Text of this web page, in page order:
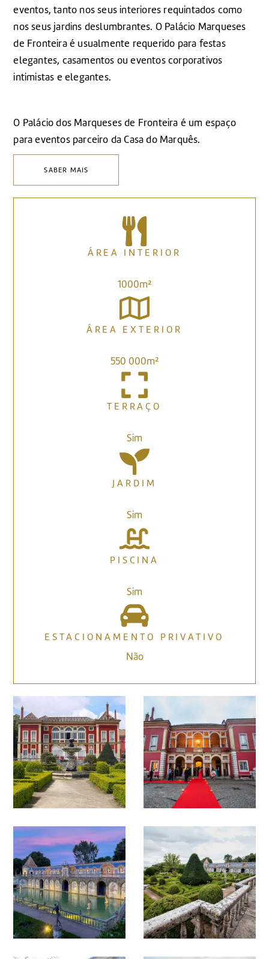
eventos, tanto nos seus interiores requintados como
nos seus jardins deslumbrantes. O Palácio Marqueses
de Fronteira é usualmente requerido para festas
elegantes, casamentos ou eventos corporativos
intimistas e elegantes.
O Palácio dos Marqueses de Fronteira é um espaço
para eventos parceiro da Casa do Marquês.
SABER MAIS
ÁREA INTERIOR
1000m²
ÁREA EXTERIOR
550 000m²
TERRAÇO
Sim
JARDIM
Sim
PISCINA
Sim
ESTACIONAMENTO PRIVATIVO
Não